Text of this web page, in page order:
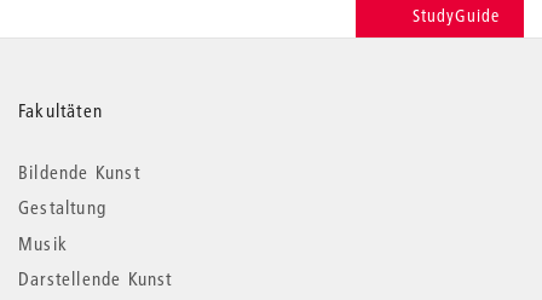
StudyGuide
Weitere
Informationen
Fakultäten
Bildende Kunst
Gestaltung
Musik
Darstellende Kunst